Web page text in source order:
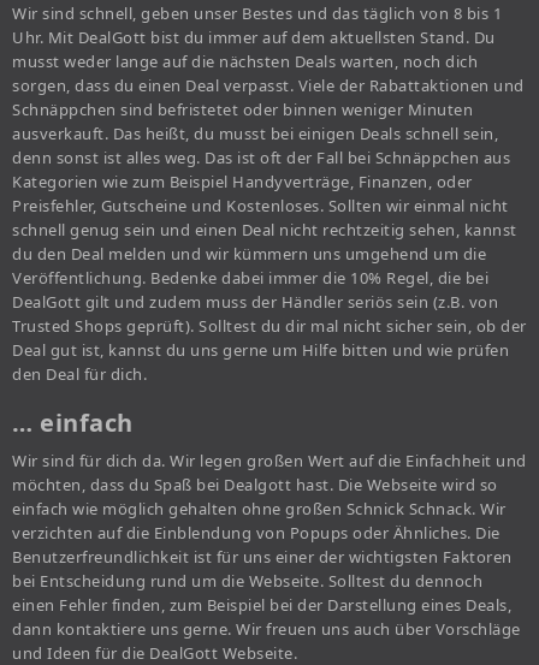
Wir sind schnell, geben unser Bestes und das täglich von 8 bis 1
Uhr. Mit DealGott bist du immer auf dem aktuellsten Stand. Du
musst weder lange auf die nächsten Deals warten, noch dich
sorgen, dass du einen Deal verpasst. Viele der Rabattaktionen und
Schnäppchen sind befristetet oder binnen weniger Minuten
ausverkauft. Das heißt, du musst bei einigen Deals schnell sein,
denn sonst ist alles weg. Das ist oft der Fall bei Schnäppchen aus
Kategorien wie zum Beispiel Handyverträge, Finanzen, oder
Preisfehler, Gutscheine und Kostenloses. Sollten wir einmal nicht
schnell genug sein und einen Deal nicht rechtzeitig sehen, kannst
du den Deal melden und wir kümmern uns umgehend um die
Veröffentlichung. Bedenke dabei immer die 10% Regel, die bei
DealGott gilt und zudem muss der Händler seriös sein (z.B. von
Trusted Shops geprüft). Solltest du dir mal nicht sicher sein, ob der
Deal gut ist, kannst du uns gerne um Hilfe bitten und wie prüfen
den Deal für dich.
… einfach
Wir sind für dich da. Wir legen großen Wert auf die Einfachheit und
möchten, dass du Spaß bei Dealgott hast. Die Webseite wird so
einfach wie möglich gehalten ohne großen Schnick Schnack. Wir
verzichten auf die Einblendung von Popups oder Ähnliches. Die
Benutzerfreundlichkeit ist für uns einer der wichtigsten Faktoren
bei Entscheidung rund um die Webseite. Solltest du dennoch
einen Fehler finden, zum Beispiel bei der Darstellung eines Deals,
dann kontaktiere uns gerne. Wir freuen uns auch über Vorschläge
und Ideen für die DealGott Webseite.